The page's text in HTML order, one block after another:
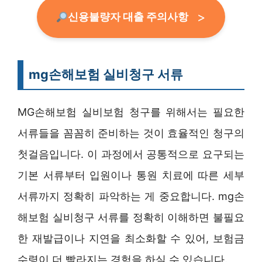
신용불량자 대출 주의사항
mg손해보험 실비청구 서류
MG손해보험 실비보험 청구를 위해서는 필요한
서류들을 꼼꼼히 준비하는 것이 효율적인 청구의
첫걸음입니다. 이 과정에서 공통적으로 요구되는
기본 서류부터 입원이나 통원 치료에 따른 세부
서류까지 정확히 파악하는 게 중요합니다. mg손
해보험 실비청구 서류를 정확히 이해하면 불필요
한 재발급이나 지연을 최소화할 수 있어, 보험금
수령이 더 빨라지는 경험을 하실 수 있습니다.